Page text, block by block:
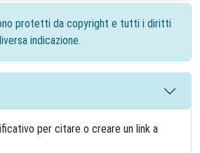
protetti da copyright e tutti i diritti
indicazione.
per citare o creare un link a